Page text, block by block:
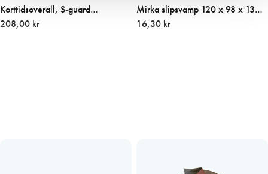
Korttidsoverall, S-guard
(Strl=XXLarge)
208,00 kr
Mirka slipsvamp 120 x 98 x 13
mm, fin/fin
16,30 kr